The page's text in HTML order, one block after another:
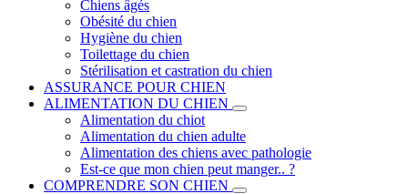
Chiens âgés
Obésité du chien
Hygiène du chien
Toilettage du chien
Stérilisation et castration du chien
ASSURANCE POUR CHIEN
ALIMENTATION DU CHIEN
Alimentation du chiot
Alimentation du chien adulte
Alimentation des chiens avec pathologie
Est-ce que mon chien peut manger.. ?
COMPRENDRE SON CHIEN